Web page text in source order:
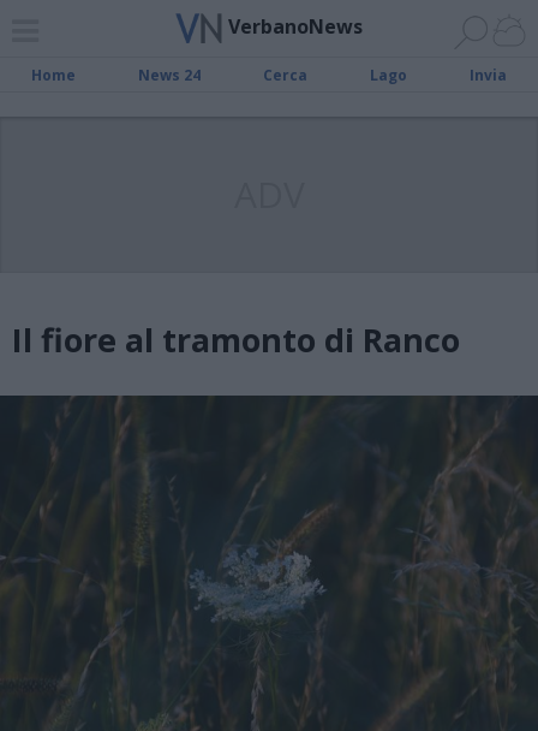
VerbanoNews
Home News 24 Cerca Lago Invia
Il fiore al tramonto di Ranco